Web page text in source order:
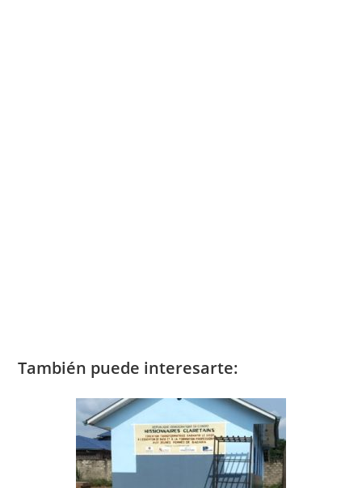
También puede interesarte: